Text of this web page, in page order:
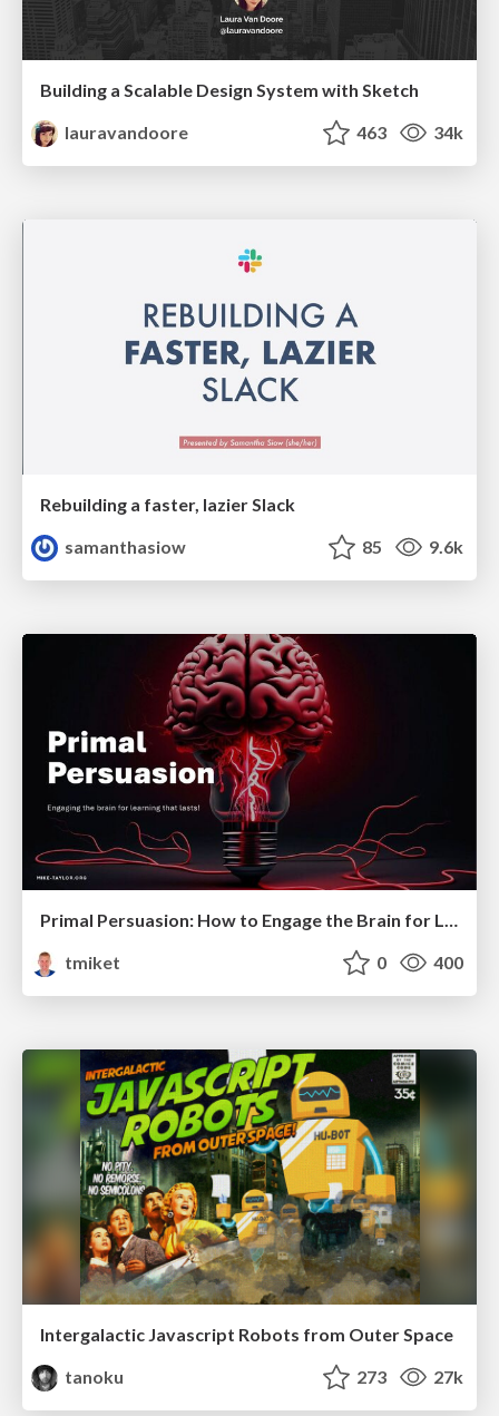
Building a Scalable Design System with Sketch
lauravandoore
463 34k
Rebuilding a faster, lazier Slack
samanthasiow
85 9.6k
tmiket
0 400
Intergalactic Javascript Robots from Outer Space
tanoku
273 27k